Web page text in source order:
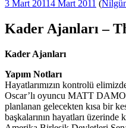
Yayım
3 Mart 2011 4 Mart 2011 (
Kader Ajanları –
Kader Ajanları
Yapım Notları
Hayatlarımızın kontrolü
Oscar’lı oyuncu MATT
planlanan gelecekten kısa bir
başkalarının hayatları